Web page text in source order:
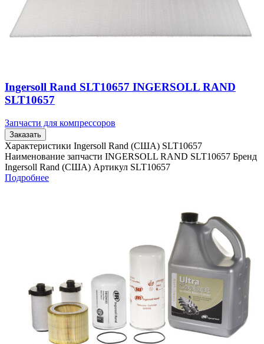
Ingersoll Rand SLT10657 INGERSOLL RAND
SLT10657
Запчасти для компрессоров
Заказать
Характеристики Ingersoll Rand (США) SLT10657
Наименование запчасти INGERSOLL RAND SLT10657 Бренд
Ingersoll Rand (США) Артикул SLT10657
Подробнее